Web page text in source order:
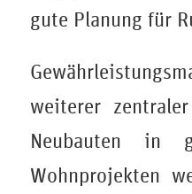
gute Planung für
weiterer
Neubauten in
Wohnprojekten